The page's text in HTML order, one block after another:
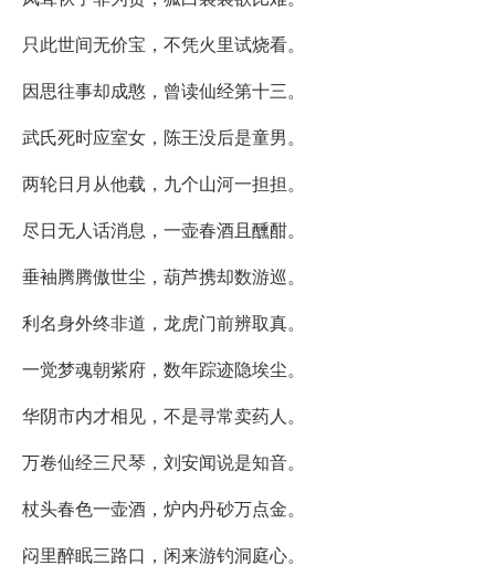
只此世间无价宝，不凭火里试烧看。
因思往事却成憨，曾读仙经第十三。
武氏死时应室女，陈王没后是童男。
两轮日月从他载，九个山河一担担。
尽日无人话消息，一壶春酒且醺酣。
垂袖腾腾傲世尘，葫芦携却数游巡。
利名身外终非道，龙虎门前辨取真。
一觉梦魂朝紫府，数年踪迹隐埃尘。
华阴市内才相见，不是寻常卖药人。
万卷仙经三尺琴，刘安闻说是知音。
杖头春色一壶酒，炉内丹砂万点金。
闷里醉眠三路口，闲来游钓洞庭心。